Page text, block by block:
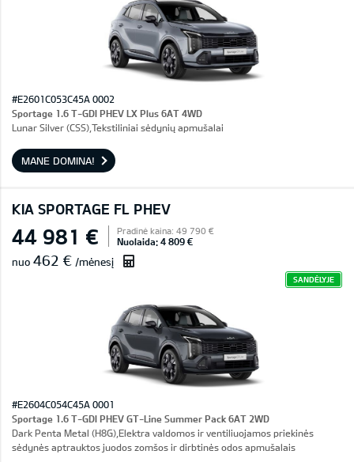
#E2601C053C45A 0002
Sportage 1.6 T-GDI PHEV LX Plus 6AT 4WD
Lunar Silver (CSS),Tekstiliniai sėdynių apmušalai
MANE DOMINA!
KIA SPORTAGE FL PHEV
44 981 € Pradinė kaina: 49 790 €
Nuolaida: 4 809 €
nuo 462 € /mėnesį
SANDĖLYJE
#E2604C054C45A 0001
Sportage 1.6 T-GDI PHEV GT-Line Summer Pack 6AT 2WD
Dark Penta Metal (H8G),Elektra valdomos ir ventiliuojamos priekinės
sėdynės aptrauktos juodos zomšos ir dirbtinės odos apmušalais